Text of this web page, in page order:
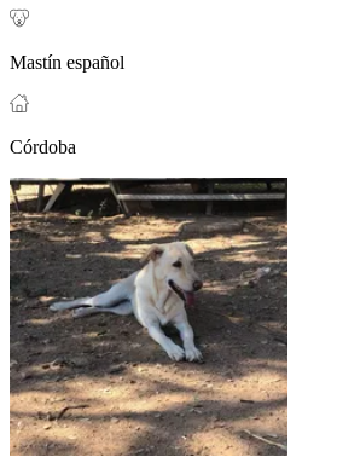
Mastín español
Córdoba